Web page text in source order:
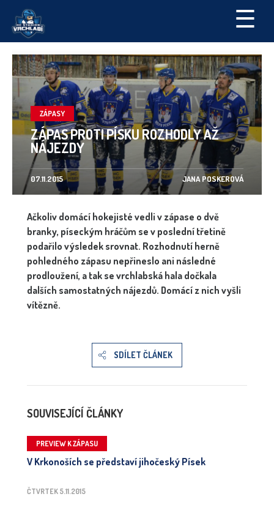
☰
ZÁPASY
ZÁPAS PROTI PÍSKU ROZHODLY AŽ
NÁJEZDY
07.11.2015 JANA POSKEROVÁ
Ačkoliv domácí hokejisté vedli v zápase o dvě
branky, píseckým hráčům se v poslední třetině
podařilo výsledek srovnat. Rozhodnutí herně
pohledného zápasu nepřineslo ani následné
prodloužení, a tak se vrchlabská hala dočkala
dalších samostatných nájezdů. Domácí z nich vyšli
vítězně.
SDÍLET ČLÁNEK
SOUVISEJÍCÍ ČLÁNKY
PREVIEW K ZÁPASU
V Krkonoších se představí jihočeský Písek
ČTVRTEK 5.11.2015